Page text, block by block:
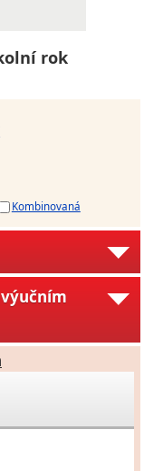
rok
Kombinovaná